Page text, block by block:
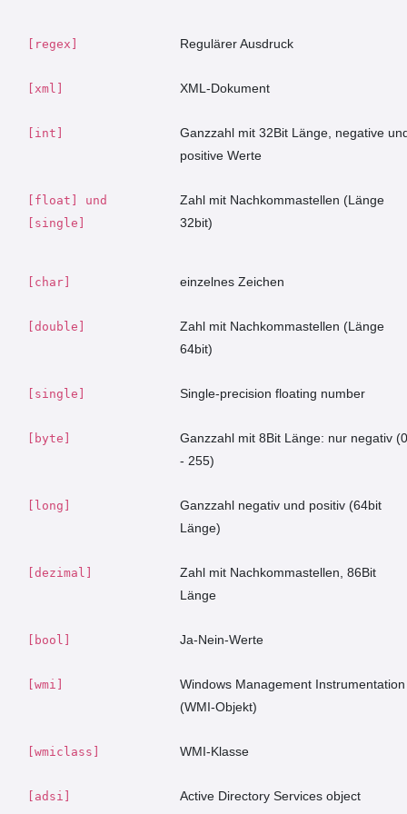
[regex] Regulärer Ausdruck
[xml] XML-Dokument
[int]
Ganzzahl mit 32Bit Länge, negative
positive Werte
[float] und
[single]
Zahl mit Nachkommastellen (Länge
32bit)
[char] einzelnes Zeichen
[double]
Zahl mit Nachkommastellen (Länge
64bit)
[single] Single-precision floating number
[byte]
Ganzzahl mit 8Bit Länge: nur negativ (0
- 255)
[long]
Ganzzahl negativ und positiv (64bit
Länge)
[dezimal]
Zahl mit Nachkommastellen, 86Bit
Länge
[bool] Ja-Nein-Werte
[wmi]
Windows Management Instrumentation
(WMI-Objekt)
[wmiclass] WMI-Klasse
[adsi] Active Directory Services object